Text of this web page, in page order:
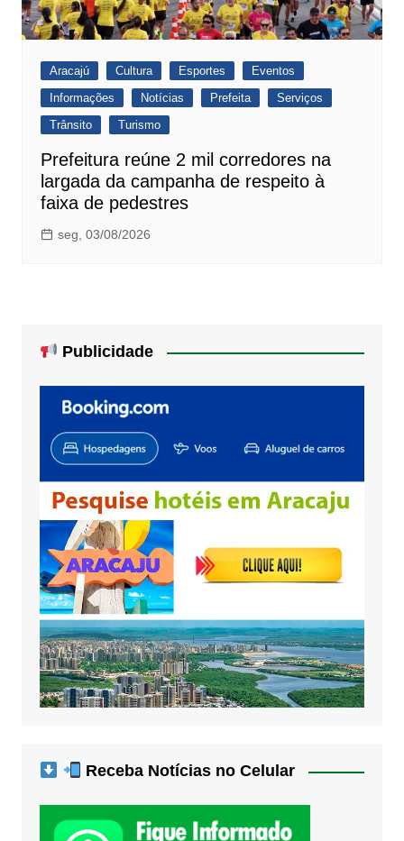
Aracajú Cultura Esportes
Eventos
Informações
Notícias Prefeita
Serviços
Trânsito
Turismo
Prefeitura reúne 2 mil corredores na
largada da campanha de respeito à
faixa de pedestres
seg, 03/08/2026
Publicidade
Receba Notícias no Celular